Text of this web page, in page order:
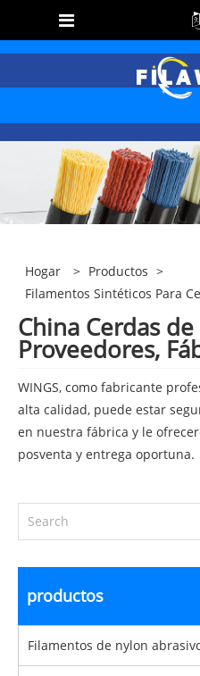
Hogar > Productos >
Filamentos Sintéticos Para
China Cerdas
Proveedores,
WINGS, como fabricante
alta calidad, puede estar
en nuestra fábrica y le
posventa y entrega oportuna.
productos
Filamentos de nylon